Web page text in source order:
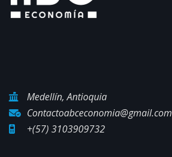
Medellín, Antioquia
Contactoabceconomia@gmail.com
+(57) 3103909732